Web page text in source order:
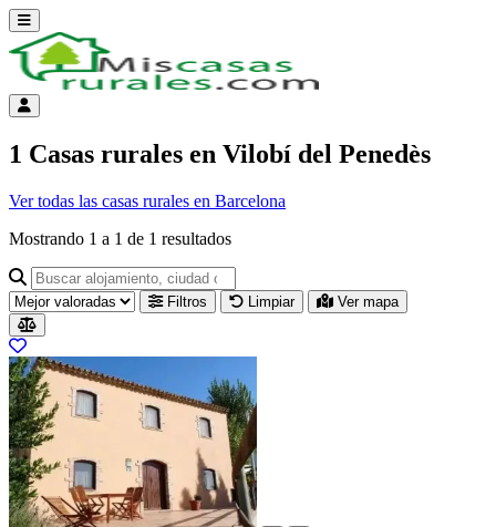
Abrir menú
Menú de cuenta
1 Casas rurales en Vilobí del Penedès
Ver todas las casas rurales en Barcelona
Mostrando 1 a 1 de 1 resultados
Buscar alojamiento, ciudad o provincia para ir a su página
Filtros Limpiar Ver mapa
Resultados del listado